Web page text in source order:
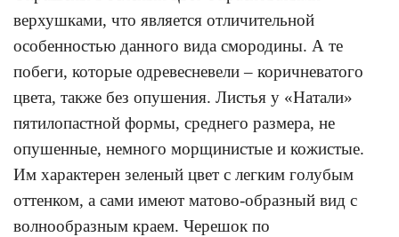
верхушками, что является отличительной
особенностью данного вида смородины. А те
побеги, которые одревесневели – коричневатого
цвета, также без опушения. Листья у «Натали»
пятилопастной формы, среднего размера, не
опушенные, немного морщинистые и кожистые.
Им характерен зеленый цвет с легким голубым
оттенком, а сами имеют матово-образный вид с
волнообразным краем. Черешок по